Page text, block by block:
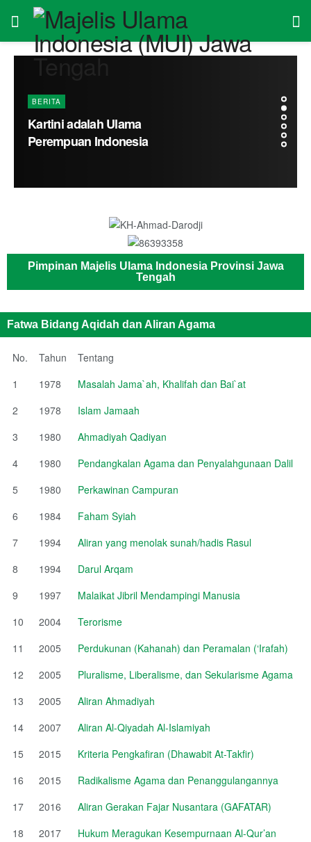
Pimpinan Majelis Ulama Indonesia Provinsi Jawa
Tengah
Fatwa Bidang Aqidah dan Aliran Agama
No. Tahun
Tentang
1
1978
Masalah Jama`ah, Khalifah dan Bai`at
2
1978
Islam Jamaah
3
1980
Ahmadiyah Qadiyan
4
1980
Pendangkalan Agama dan Penyalahgunaan Dalil
5
1980
Perkawinan Campuran
6
1984
Faham Syiah
7
1994
Aliran yang menolak sunah/hadis Rasul
8
1994
Darul Arqam
9
1997
Malaikat Jibril Mendampingi Manusia
10
2004
Terorisme
11
2005
Perdukunan (Kahanah) dan Peramalan (‘Irafah)
12
2005
Pluralisme, Liberalisme, dan Sekularisme Agama
13
2005
Aliran Ahmadiyah
14
2007
Aliran Al-Qiyadah Al-Islamiyah
15
2015
Kriteria Pengkafiran (Dhawabit At-Takfir)
16
2015
Radikalisme Agama dan Penanggulangannya
17
2016
Aliran Gerakan Fajar Nusantara (GAFATAR)
18
2017
Hukum Meragukan Kesempurnaan Al-Qur’an